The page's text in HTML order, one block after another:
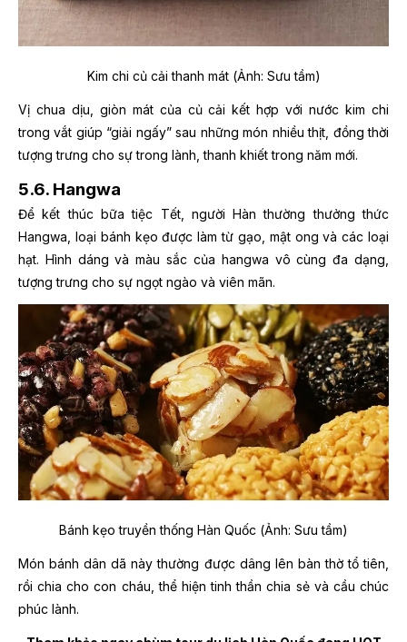
Kim chi củ cải thanh mát (Ảnh: Sưu tầm)
Vị chua dịu, giòn mát của củ cải kết hợp với nước kim chi
trong vắt giúp “giải ngấy” sau những món nhiều thịt, đồng thời
tượng trưng cho sự trong lành, thanh khiết trong năm mới.
5.6. Hangwa
Để kết thúc bữa tiệc Tết, người Hàn thường thưởng thức
Hangwa, loại bánh kẹo được làm từ gạo, mật ong và các loại
hạt. Hình dáng và màu sắc của hangwa vô cùng đa dạng,
tượng trưng cho sự ngọt ngào và viên mãn.
Bánh kẹo truyền thống Hàn Quốc (Ảnh: Sưu tầm)
Món bánh dân dã này thường được dâng lên bàn thờ tổ tiên,
rồi chia cho con cháu, thể hiện tinh thần chia sẻ và cầu chúc
phúc lành.